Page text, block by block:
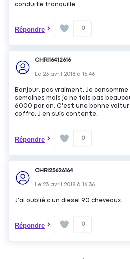
conduite tranquille
Répondre 0
CHRI16412616
Le 23 avril 2018 à16:46
Bonjour, pas vraiment. Je
semaines mais je ne fais pas
6000 par an. C'est une bonne
coffre. J en suis contente.
Répondre 0
CHRI25626164
Le 23 avril 2018 à16:36
J'ai oublié c un diesel 90 cheveaux.
Répondre 0